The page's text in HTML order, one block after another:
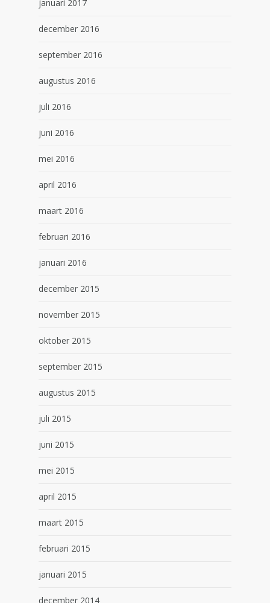
januari 2017
december 2016
september 2016
augustus 2016
juli 2016
juni 2016
mei 2016
april 2016
maart 2016
februari 2016
januari 2016
december 2015
november 2015
oktober 2015
september 2015
augustus 2015
juli 2015
juni 2015
mei 2015
april 2015
maart 2015
februari 2015
januari 2015
december 2014